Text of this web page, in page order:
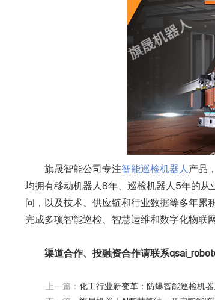
旗晟智能公司专注智能巡检机器人 产品
均拥有移动机器人8年、巡检机器人5年的
问，以及技术、供应链和行业数据等多年累
完成多项智能巡检、智慧运维和数字化物联
渠道合作、投融资合作请联系
上一篇： 化工行业新变革：防爆智能巡检机